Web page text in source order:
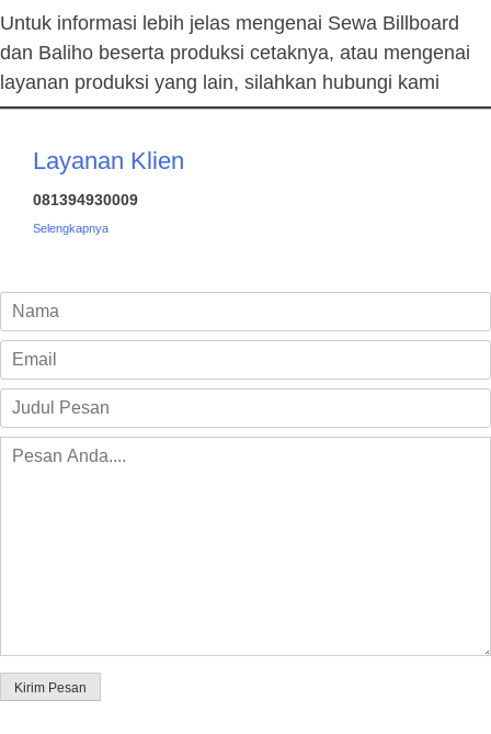
Untuk informasi lebih jelas mengenai Sewa Billboard
dan Baliho beserta produksi cetaknya, atau mengenai
layanan produksi yang lain, silahkan hubungi kami
Layanan Klien
081394930009
Selengkapnya
Kirim Pesan